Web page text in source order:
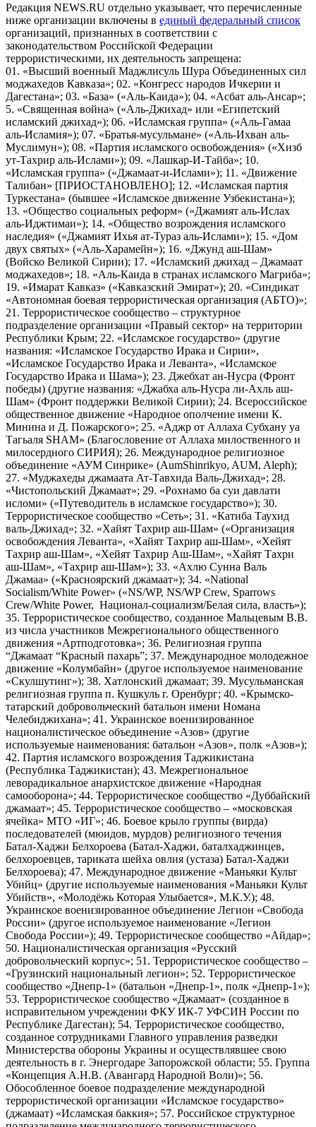
Редакция NEWS.RU отдельно указывает, что перечисленные
ниже организации включены в единый федеральный список
организаций, признанных в соответствии с
законодательством Российской Федерации
террористическими, их деятельность запрещена:
01. «Высший военный Маджлисуль Шура Объединенных сил
моджахедов Кавказа»; 02. «Конгресс народов Ичкерии и
Дагестана»; 03. «База» («Аль-Каида»); 04. «Асбат аль-Ансар»;
5. «Священная война» («Аль-Джихад» или «Египетский
исламский джихад»); 06. «Исламская группа» («Аль-Гамаа
аль-Исламия»); 07. «Братья-мусульмане» («Аль-Ихван аль-
Муслимун»); 08. «Партия исламского освобождения» («Хизб
ут-Тахрир аль-Ислами»); 09. «Лашкар-И-Тайба»; 10.
«Исламская группа» («Джамаат-и-Ислами»); 11. «Движение
Талибан» [ПРИОСТАНОВЛЕНО]; 12. «Исламская партия
Туркестана» (бывшее «Исламское движение Узбекистана»);
13. «Общество социальных реформ» («Джамият аль-Ислах
аль-Иджтимаи»); 14. «Общество возрождения исламского
наследия» («Джамият Ихья ат-Тураз аль-Ислами»); 15. «Дом
двух святых» («Аль-Харамейн»); 16. «Джунд аш-Шам»
(Войско Великой Сирии); 17. «Исламский джихад – Джамаат
моджахедов»; 18. «Аль-Каида в странах исламского Магриба»;
19. «Имарат Кавказ» («Кавказский Эмират»); 20. «Синдикат
«Автономная боевая террористическая организация (АБТО)»;
21. Террористическое сообщество – структурное
подразделение организации «Правый сектор» на территории
Республики Крым; 22. «Исламское государство» (другие
названия: «Исламское Государство Ирака и Сирии»,
«Исламское Государство Ирака и Леванта», «Исламское
Государство Ирака и Шама»); 23. Джебхат ан-Нусра (Фронт
победы) (другие названия: «Джабха аль-Нусра ли-Ахль аш-
Шам» (Фронт поддержки Великой Сирии); 24. Всероссийское
общественное движение «Народное ополчение имени К.
Минина и Д. Пожарского»; 25. «Аджр от Аллаха Субхану уа
Тагьаля SHAM» (Благословение от Аллаха милоственного и
милосердного СИРИЯ); 26. Международное религиозное
объединение «АУМ Синрике» (AumShinrikyo, AUM, Aleph);
27. «Муджахеды джамаата Ат-Тавхида Валь-Джихад»; 28.
«Чистопольский Джамаат»; 29. «Рохнамо ба суи давлати
исломи» («Путеводитель в исламское государство»); 30.
Террористическое сообщество «Сеть»; 31. «Катиба Таухид
валь-Джихад»; 32. «Хайят Тахрир аш-Шам» («Организация
освобождения Леванта», «Хайят Тахрир аш-Шам», «Хейят
Тахрир аш-Шам», «Хейят Тахрир Аш-Шам», «Хайят Тахри
аш-Шам», «Тахрир аш-Шам»); 33. «Ахлю Сунна Валь
Джамаа» («Красноярский джамаат»); 34. «National
Socialism/White Power» («NS/WP, NS/WP Crew, Sparrows
Crew/White Power, Национал-социализм/Белая сила, власть»);
35. Террористическое сообщество, созданное Мальцевым В.В.
из числа участников Межрегионального общественного
движения «Артподготовка»; 36. Религиозная группа
“Джамаат “Красный пахарь”; 37. Международное молодежное
движение «Колумбайн» (другое используемое наименование
«Скулшутинг»); 38. Хатлонский джамаат; 39. Мусульманская
религиозная группа п. Кушкуль г. Оренбург; 40. «Крымско-
татарский добровольческий батальон имени Номана
Челебиджихана»; 41. Украинское военизированное
националистическое объединение «Азов» (другие
используемые наименования: батальон «Азов», полк «Азов»);
42. Партия исламского возрождения Таджикистана
(Республика Таджикистан); 43. Межрегиональное
леворадикальное анархистское движение «Народная
самооборона»; 44. Террористическое сообщество «Дуббайский
джамаат»; 45. Террористическое сообщество – «московская
ячейка» МТО «ИГ»; 46. Боевое крыло группы (вирда)
последователей (мюидов, мурдов) религиозного течения
Батал-Хаджи Белхороева (Батал-Хаджи, баталхаджинцев,
белхороевцев, тариката шейха овлия (устаза) Батал-Хаджи
Белхороева); 47. Международное движение «Маньяки Культ
Убийц» (другие используемые наименования «Маньяки Культ
Убийств», «Молодёжь Которая Улыбается», М.К.У.); 48.
Украинское военизированное объединение Легион «Свобода
России» (другое используемое наименование «Легион
Свобода России»); 49. Террористическое сообщество «Айдар»;
50. Националистическая организация «Русский
добровольческий корпус»; 51. Террористическое сообщество –
«Грузинский национальный легион»; 52. Террористическое
сообщество «Днепр-1» (батальон «Днепр-1», полк «Днепр-1»);
53. Террористическое сообщество «Джамаат» (созданное в
исправительном учреждении ФКУ ИК-7 УФСИН России по
Республике Дагестан); 54. Террористическое сообщество,
созданное сотрудниками Главного управления разведки
Министерства обороны Украины и осуществлявшее свою
деятельность в г. Энергодаре Запорожской области; 55. Группа
«Концепция А.Н.В. (Авангард Народной Воли)»; 56.
Обособленное боевое подразделение международной
террористической организации «Исламское государство»
(джамаат) «Исламская баккия»; 57. Российское структурное